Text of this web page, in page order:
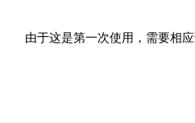
由于这是第一次使用，需要相